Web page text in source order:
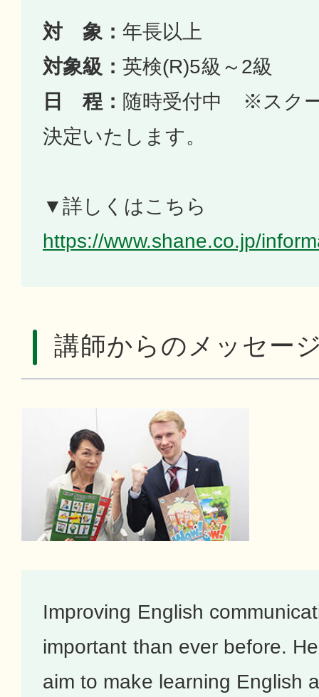
対 象：年長以上
対象級：英検(R)5級～2級
日 程： 随時受付中 ※スク
決定いたします。
▼詳しくはこちら
https://www.shane.co.jp/
講師からのメッセー
Improving English
important than ever before.
aim to make learning English